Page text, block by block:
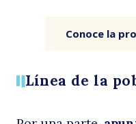
Conoce la
Línea de la